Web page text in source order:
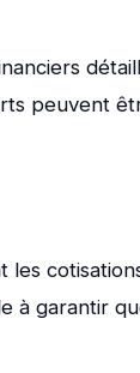
peuvent
les
à garantir